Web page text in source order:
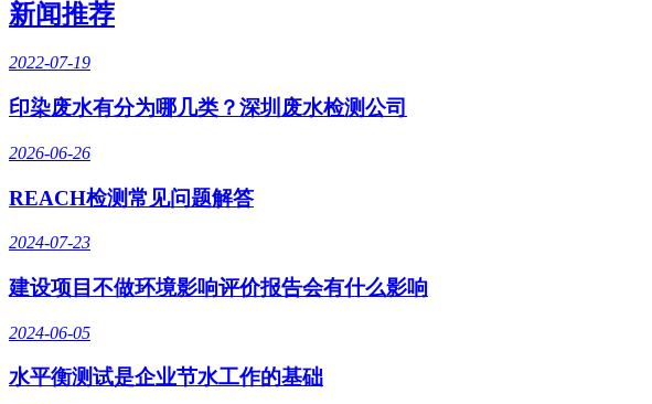
新闻推荐
2022-07-19
印染废水有分为哪几类？深圳废水检测公司
2026-06-26
REACH检测常见问题解答
2024-07-23
建设项目不做环境影响评价报告会有什么影响
2024-06-05
水平衡测试是企业节水工作的基础